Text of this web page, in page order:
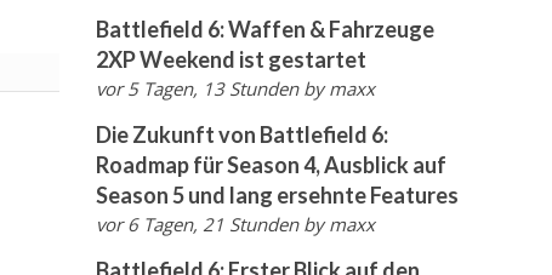
Battlefield 6: Waffen & Fahrzeuge
2XP Weekend ist gestartet
vor 5 Tagen, 13 Stunden bymaxx
Die Zukunft von Battlefield 6:
Roadmap für Season 4, Ausblick auf
Season 5 und lang ersehnte Features
vor 6 Tagen, 21 Stunden bymaxx